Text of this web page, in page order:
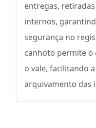
entregas,
internos,
segurança no
canhoto permite o
o vale, facilitando
arquivamento das